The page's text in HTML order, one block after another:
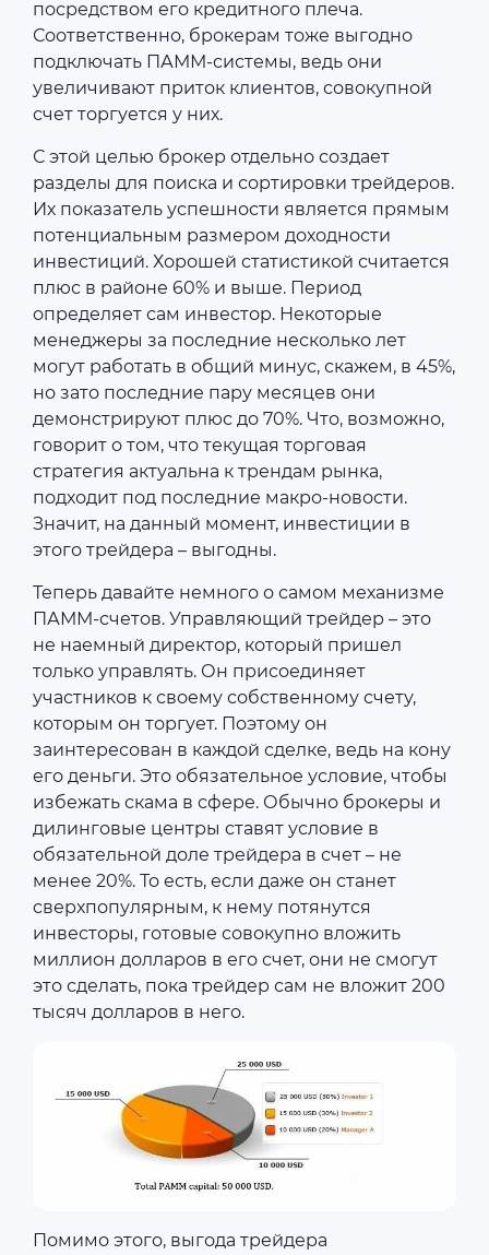
посредством его кредитного плеча.
Соответственно, брокерам тоже выгодно
подключать ПАММ-системы, ведь они
увеличивают приток клиентов, совокупной
счет торгуется у них.
С этой целью брокер отдельно создает
разделы для поиска и сортировки трейдеров.
Их показатель успешности является прямым
потенциальным размером доходности
инвестиций. Хорошей статистикой считается
плюс в районе 60% и выше. Период
определяет сам инвестор. Некоторые
менеджеры за последние несколько лет
могут работать в общий минус, скажем, в 45%,
но зато последние пару месяцев они
демонстрируют плюс до 70%. Что, возможно,
говорит о том, что текущая торговая
стратегия актуальна к трендам рынка,
подходит под последние макро-новости.
Значит, на данный момент, инвестиции в
этого трейдера – выгодны.
Теперь давайте немного о самом механизме
ПАММ-счетов. Управляющий трейдер – это
не наемный директор, который пришел
только управлять. Он присоединяет
участников к своему собственному счету,
которым он торгует. Поэтому он
заинтересован в каждой сделке, ведь на кону
его деньги. Это обязательное условие, чтобы
избежать скама в сфере. Обычно брокеры и
дилинговые центры ставят условие в
обязательной доле трейдера в счет – не
менее 20%. То есть, если даже он станет
сверхпопулярным, к нему потянутся
инвесторы, готовые совокупно вложить
миллион долларов в его счет, они не смогут
это сделать, пока трейдер сам не вложит 200
тысяч долларов в него.
Помимо этого, выгода трейдера